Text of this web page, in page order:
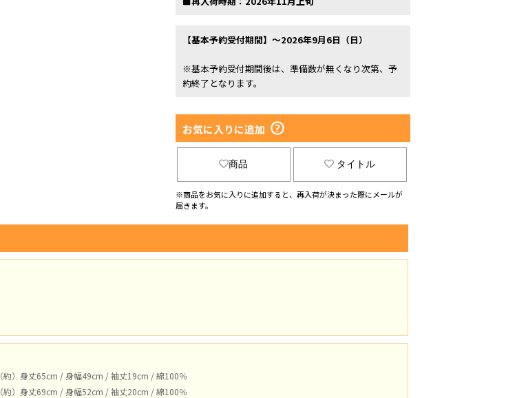
【基本予約受付期間】～2026年9月6日（日）
※基本予約受付期間後は、準備数が無くなり次第、予
約終了となります。
お気に入りに追加
商品 タイトル
※商品をお気に入りに追加すると、再入荷が決まった際にメールが
届きます。
（約）身丈65cm / 身幅49cm / 袖丈19cm / 綿100％
（約）身丈69cm / 身幅52cm / 袖丈20cm / 綿100％